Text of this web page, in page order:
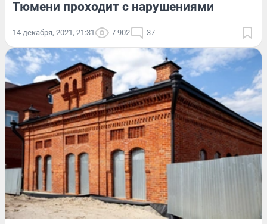
Тюмени проходит с нарушениями
14 декабря, 2021, 21:31 7 902 37